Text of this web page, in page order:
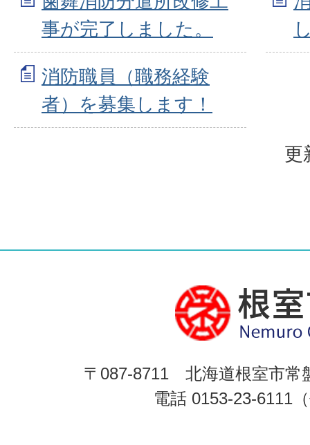
事が完了しました。
消防職員（職務経験
者）を募集します！
更
〒087-8711 北海道根室市常
電話 0153-23-6111